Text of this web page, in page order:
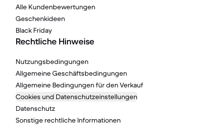
Alle Kundenbewertungen
Geschenkideen
Black Friday
Rechtliche Hinweise
Nutzungsbedingungen
Allgemeine Geschäftsbedingungen
Allgemeine Bedingungen für den Verkauf
Cookies und Datenschutzeinstellungen
Datenschutz
Sonstige rechtliche Informationen